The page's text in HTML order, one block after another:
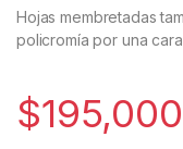
h
a
A
e
l
r
a
c
o
w
i
e
Hojas membretadas
policromía por una
$195,000